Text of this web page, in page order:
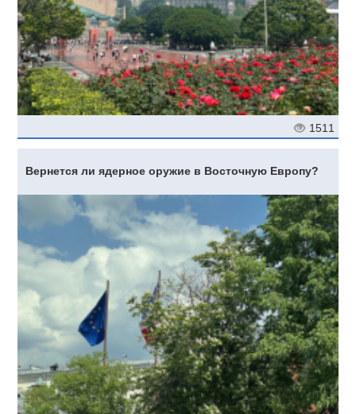
1511
Вернется ли ядерное оружие в Восточную Европу?